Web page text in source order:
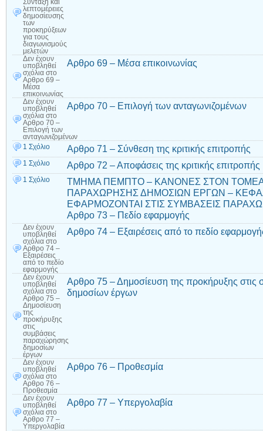
Σύνταξη και
λεπτομέρειες
δημοσίευσης
των
προκηρύξεων
για τους
διαγωνισμούς
μελετών
Δεν έχουν
υποβληθεί
σχόλια στο
Αρθρο 69 –
Μέσα
επικοινωνίας
Αρθρο 69 – Μέσα επικοινωνίας
Δεν έχουν
υποβληθεί
σχόλια στο
Αρθρο 70 –
Επιλογή των
ανταγωνιζομένων
Αρθρο 70 – Επιλογή των ανταγωνιζομένων
1 Σχόλιο Αρθρο 71 – Σύνθεση της κριτικής επιτροπής
1 Σχόλιο Αρθρο 72 – Αποφάσεις της κριτικής επιτροπής
1 Σχόλιο
ΤΜΗΜΑ ΠΕΜΠΤΟ – ΚΑΝΟΝΕΣ ΣΤΟΝ
ΠΑΡΑΧΩΡΗΣΗΣ ΔΗΜΟΣΙΩΝ ΕΡΓΩΝ –
ΕΦΑΡΜΟΖΟΝΤΑΙ ΣΤΙΣ ΣΥΜΒΑΣΕΙΣ
Αρθρο 73 – Πεδίο εφαρμογής
Δεν έχουν
υποβληθεί
σχόλια στο
Αρθρο 74 –
Εξαιρέσεις
από το πεδίο
εφαρμογής
Αρθρο 74 – Εξαιρέσεις από το πεδίο
Δεν έχουν
υποβληθεί
σχόλια στο
Αρθρο 75 –
Δημοσίευση
της
προκήρυξης
στις
συμβάσεις
παραχώρησης
δημοσίων
έργων
Αρθρο 75 – Δημοσίευση της προκήρυξης
δημοσίων έργων
Δεν έχουν
υποβληθεί
σχόλια στο
Αρθρο 76 –
Προθεσμία
Αρθρο 76 – Προθεσμία
Δεν έχουν
υποβληθεί
σχόλια στο
Αρθρο 77 –
Υπεργολαβία
Αρθρο 77 – Υπεργολαβία